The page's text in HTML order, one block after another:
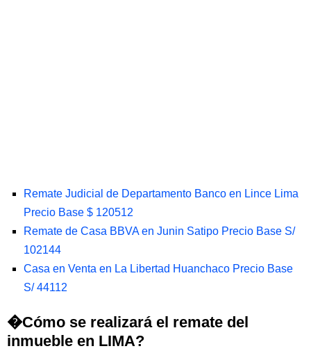
Remate Judicial de Departamento Banco en Lince Lima
Precio Base $ 120512
Remate de Casa BBVA en Junin Satipo Precio Base S/
102144
Casa en Venta en La Libertad Huanchaco Precio Base
S/ 44112
�Cómo se realizará el remate del
inmueble en LIMA?